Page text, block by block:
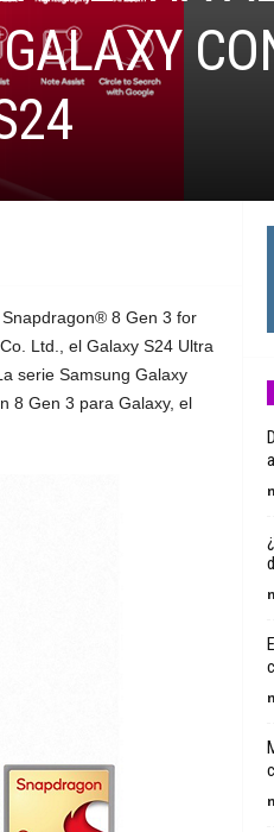
8 Gen 3 for
Ltd., el Galaxy S24 Ultra
serie Samsung Galaxy
8 Gen 3 para Galaxy, el